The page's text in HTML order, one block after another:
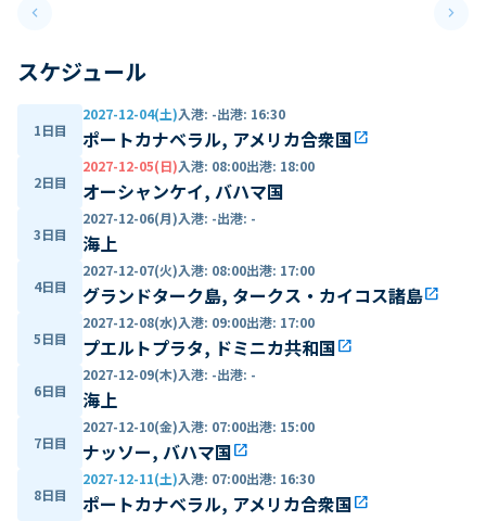
keyboard_arrow_leftPrevious slide keyboard_arrow_right
スケジュール
1日目
2027-12-04(土)入港: -出港: 16:30
ポートカナベラル, アメリカ合衆国open_in_new
2日目
2027-12-05(日)入港: 08:00出港: 18:00
オーシャンケイ, バハマ国
3日目
2027-12-06(月)入港: -出港: -
海上
4日目
2027-12-07(火)入港: 08:00出港: 17:00
グランドターク島, タークス・カイコス諸島open_in_new
5日目
2027-12-08(水)入港: 09:00出港: 17:00
プエルトプラタ, ドミニカ共和国open_in_new
6日目
2027-12-09(木)入港: -出港: -
海上
7日目
2027-12-10(金)入港: 07:00出港: 15:00
ナッソー, バハマ国open_in_new
8日目
2027-12-11(土)入港: 07:00出港: 16:30
ポートカナベラル, アメリカ合衆国open_in_new